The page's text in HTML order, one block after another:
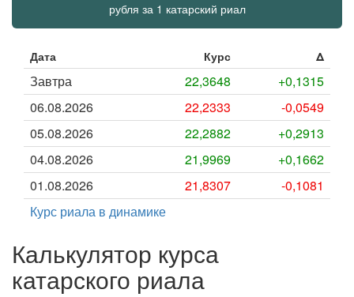
рубля за 1 катарский риал
Дата Курс Δ
Завтра 22,3648
+0,1315
06.08.2026
22,2333
-0,0549
05.08.2026
22,2882
+0,2913
04.08.2026
21,9969
+0,1662
01.08.2026
21,8307
-0,1081
Курс риала в динамике
Калькулятор курса
катарского риала